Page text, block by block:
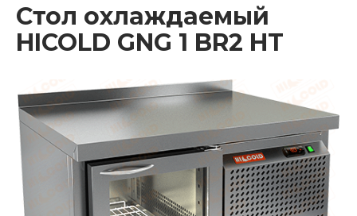
Стол охлаждаемый
HICOLD GNG 1 BR2 HT